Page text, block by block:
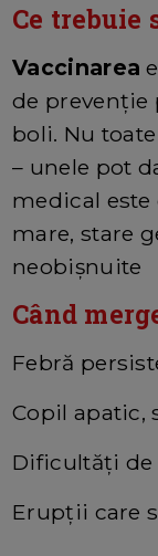
Ce trebuie
Vaccinarea
de prevenție
boli. Nu
– unele pot
medical este
mare, stare
neobișnuite
Când
Febră
Copil apatic,
Dificultăți de
Erupții care